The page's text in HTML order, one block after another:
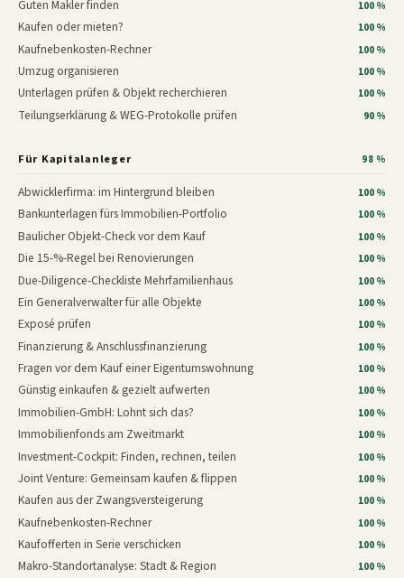
Guten Makler finden 100 %
Kaufen oder mieten? 100 %
Kaufnebenkosten-Rechner 100 %
Umzug organisieren 100 %
Unterlagen prüfen & Objekt recherchieren 100 %
Teilungserklärung & WEG-Protokolle prüfen 90 %
Für Kapitalanleger 98 %
Abwicklerfirma: im Hintergrund bleiben 100 %
Bankunterlagen fürs Immobilien-Portfolio 100 %
Baulicher Objekt-Check vor dem Kauf 100 %
Die 15-%-Regel bei Renovierungen 100 %
Due-Diligence-Checkliste Mehrfamilienhaus 100 %
Ein Generalverwalter für alle Objekte 100 %
Exposé prüfen 100 %
Finanzierung & Anschlussfinanzierung 100 %
Fragen vor dem Kauf einer Eigentumswohnung 100 %
Günstig einkaufen & gezielt aufwerten 100 %
Immobilien-GmbH: Lohnt sich das? 100 %
Immobilienfonds am Zweitmarkt 100 %
Investment-Cockpit: Finden, rechnen, teilen 100 %
Joint Venture: Gemeinsam kaufen & flippen 100 %
Kaufen aus der Zwangsversteigerung 100 %
Kaufnebenkosten-Rechner 100 %
Kaufofferten in Serie verschicken 100 %
Makro-Standortanalyse: Stadt & Region 100 %